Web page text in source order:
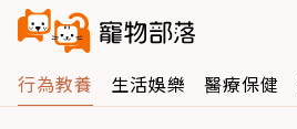
行為教養 生活娛樂 醫療保健